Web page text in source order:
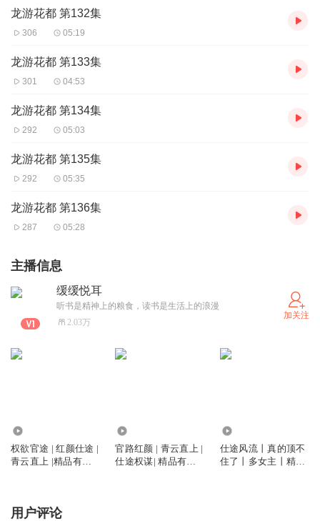
龙游花都 第132集
306 05:19
龙游花都 第133集
301 04:53
龙游花都 第134集
292 05:03
龙游花都 第135集
292 05:35
龙游花都 第136集
287 05:28
主播信息
缓缓悦耳
听书是精神上的粮食，读书是生活上的浪漫
2.03万
加关注
权欲官途 | 红颜仕途 |
青云直上 |精品有声
官路红颜 | 青云直上 |
仕途权谋| 精品有声
仕途风流丨真的顶不
住了丨多女主丨精品
用户评论